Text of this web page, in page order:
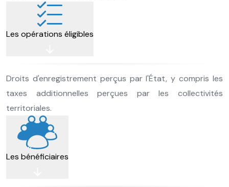
Les opérations éligibles
Droits d'enregistrement perçus par l'État, y compris les
taxes additionnelles perçues par les collectivités
territoriales.
Les bénéficiaires